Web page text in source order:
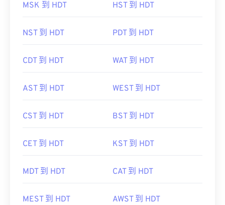
MSK 到 HDT HST 到 HDT
NST 到 HDT PDT 到 HDT
CDT 到 HDT WAT 到 HDT
AST 到 HDT WEST 到 HDT
CST 到 HDT BST 到 HDT
CET 到 HDT KST 到 HDT
MDT 到 HDT CAT 到 HDT
MEST 到 HDT AWST 到 HDT